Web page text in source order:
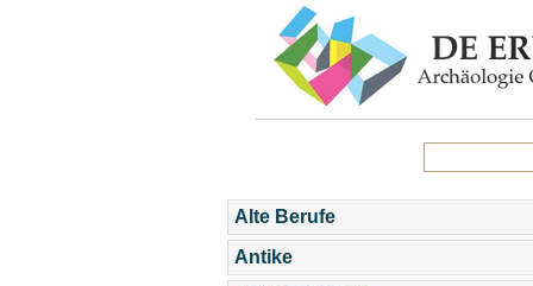
Alte Berufe
Antike